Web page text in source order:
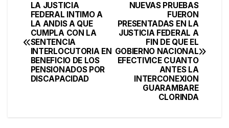
Navegación
de
entradas
NUEVAS PRUEBAS
FUERON
PRESENTADAS EN LA
JUSTICIA FEDERAL A
FIN DE QUE EL
GOBIERNO NACIONAL
EFECTIVICE CUANTO
ANTES LA
INTERCONEXION
GUARAMBARE
CLORINDA
LA JUSTICIA
FEDERAL INTIMO A
LA ANDIS A QUE
CUMPLA CON LA
SENTENCIA
INTERLOCUTORIA EN
BENEFICIO DE LOS
PENSIONADOS POR
DISCAPACIDAD